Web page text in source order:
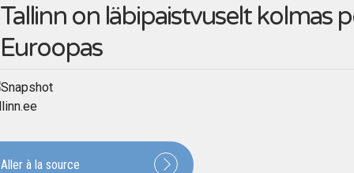
Tallinn on läbipaistvuselt kolmas
Euroopas
Aller à la source